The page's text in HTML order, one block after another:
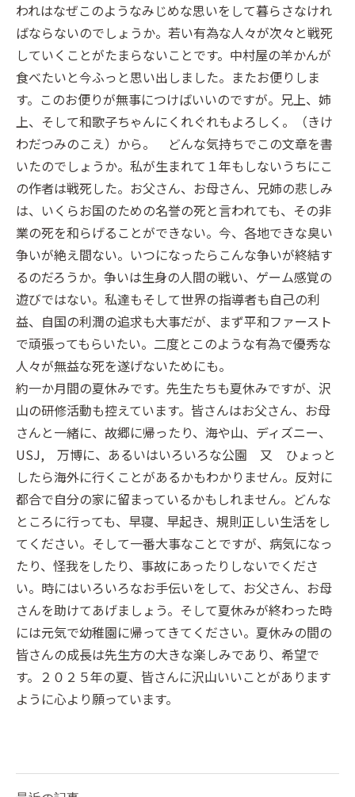
われはなぜこのようなみじめな思いをして暮らさなけれ
ばならないのでしょうか。若い有為な人々が次々と戦死
していくことがたまらないことです。中村屋の羊かんが
食べたいと今ふっと思い出しました。またお便りしま
す。このお便りが無事につけばいいのですが。兄上、姉
上、そして和歌子ちゃんにくれぐれもよろしく。（きけ
わだつみのこえ）から。 どんな気持ちでこの文章を書
いたのでしょうか。私が生まれて１年もしないうちにこ
の作者は戦死した。お父さん、お母さん、兄姉の悲しみ
は、いくらお国のための名誉の死と言われても、その非
業の死を和らげることができない。今、各地できな臭い
争いが絶え間ない。いつになったらこんな争いが終結す
るのだろうか。争いは生身の人間の戦い、ゲーム感覚の
遊びではない。私達もそして世界の指導者も自己の利
益、自国の利潤の追求も大事だが、まず平和ファースト
で頑張ってもらいたい。二度とこのような有為で優秀な
人々が無益な死を遂げないためにも。
約一か月間の夏休みです。先生たちも夏休みですが、沢
山の研修活動も控えています。皆さんはお父さん、お母
さんと一緒に、故郷に帰ったり、海や山、ディズニー、
USJ, 万博に、あるいはいろいろな公園 又 ひょっと
したら海外に行くことがあるかもわかりません。反対に
都合で自分の家に留まっているかもしれません。どんな
ところに行っても、早寝、早起き、規則正しい生活をし
てください。そして一番大事なことですが、病気になっ
たり、怪我をしたり、事故にあったりしないでくださ
い。時にはいろいろなお手伝いをして、お父さん、お母
さんを助けてあげましょう。そして夏休みが終わった時
には元気で幼稚園に帰ってきてください。夏休みの間の
皆さんの成長は先生方の大きな楽しみであり、希望で
す。２０２５年の夏、皆さんに沢山いいことがあります
ように心より願っています。